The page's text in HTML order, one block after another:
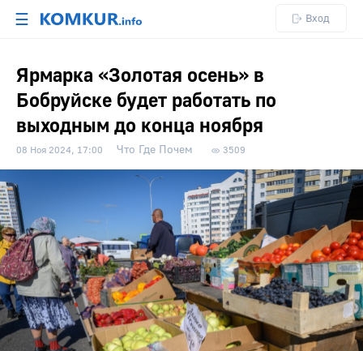
☰ Вход
Ярмарка «Золотая осень» в
Бобруйске будет работать по
выходным до конца ноября
08 Ноя 2024, 17:00 Что Где Почем 3509